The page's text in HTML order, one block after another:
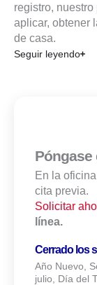
registro,
aplicar, obtener
de casa.
Seguir leyendo
Póngase
En la
cita previa.
Solicitar
línea.
Cerrado los
Año Nuevo,
julio, Día del